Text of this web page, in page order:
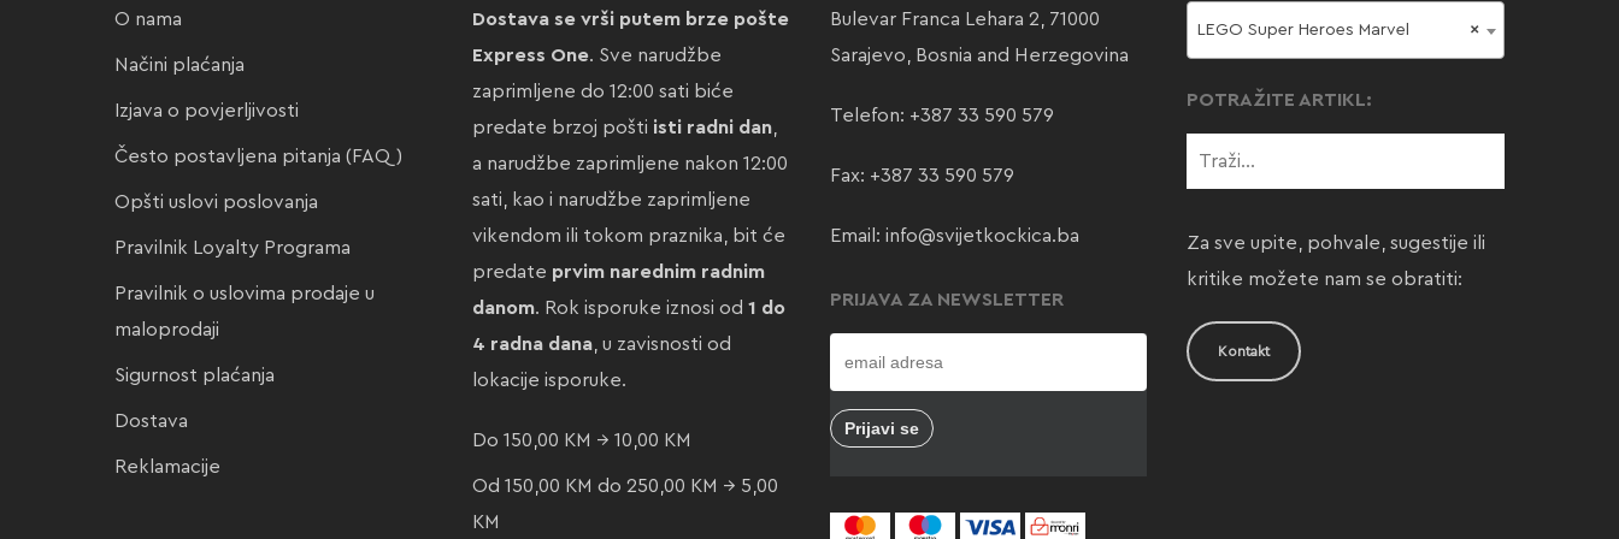
O nama
Načini plaćanja
Izjava o povjerljivosti
Često postavljena pitanja (FAQ)
Opšti uslovi poslovanja
Pravilnik Loyalty Programa
Pravilnik o uslovima prodaje u
maloprodaji
Sigurnost plaćanja
Dostava
Reklamacije
Dostava se vrši putem brze pošte
Express One. Sve narudžbe
zaprimljene do 12:00 sati biće
predate brzoj pošti isti radni dan,
a narudžbe zaprimljene nakon 12:00
sati, kao i narudžbe zaprimljene
vikendom ili tokom praznika, bit će
predate prvim narednim radnim
danom. Rok isporuke iznosi od 1 do
4 radna dana, u zavisnosti od
lokacije isporuke.
Do 150,00 KM → 10,00 KM
Od 150,00 KM do 250,00 KM → 5,00
KM
Bulevar Franca Lehara 2, 71000
Sarajevo, Bosnia and Herzegovina
Telefon: +387 33 590 579
Fax: +387 33 590 579
Email: info@svijetkockica.ba
PRIJAVA ZA NEWSLETTER
×
LEGO Super Heroes Marvel
POTRAŽITE ARTIKL:
Za sve upite, pohvale, sugestije ili
kritike možete nam se obratiti:
Kontakt